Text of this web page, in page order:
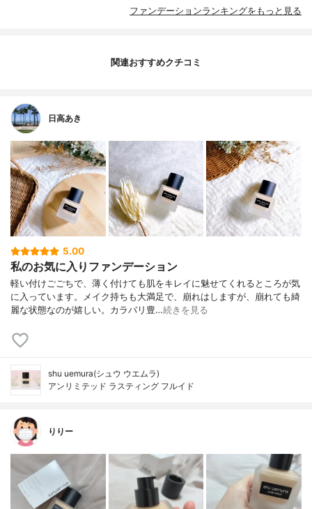
ファンデーションランキングをもっと見る
関連おすすめクチコミ
日高あき
5.00
私のお気に入りファンデーション
軽い付けごごちで、薄く付けても肌をキレイに魅せてくれるところが気
に入っています。メイク持ちも大満足で、崩れはしますが、崩れても綺
麗な状態なのが嬉しい。カラバリ豊…続きを見る
shu uemura(シュウ ウエムラ)
アンリミテッド ラスティング フルイド
りりー